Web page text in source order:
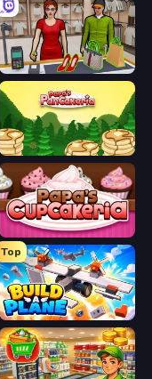
Shop Master 3D
Papa's Pancakeria
Papas Cupcakeria
Top
Build A Plane